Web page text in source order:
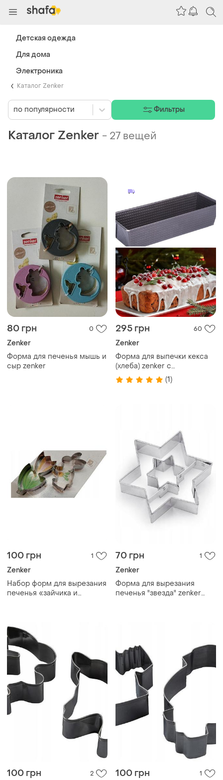
Каталог Zenker
Каталог Zenker - 27 вещей
80 грн 0
Zenker
Форма для печенья мышь и
сыр zenker
295 грн 60
Zenker
Форма для выпечки кекса
(хлеба) zenker с
антипригарным
покрытием/5 лет гарантии
(1)
100 грн 1
Zenker
Набор форм для вырезания
печенья «зайчика и
70 грн 1
Zenker
Форма для вырезания
печенья "звезда" zenker
100 грн 2 100 грн 1
по популярности Фильтры
Детская одежда
Для дома
Электроника